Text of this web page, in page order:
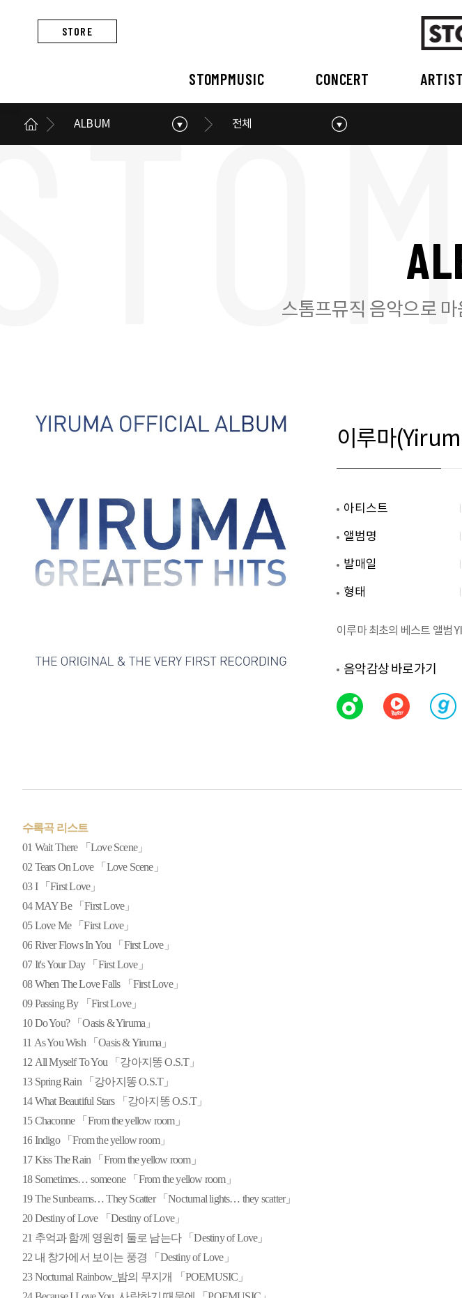
STORE
STOMPMUSIC CONCERT
2015이전
ARTIST
2015
ALBUM 전체
AL
스톰프뮤직 음악으로
이루마
아티스트
앨범명
발매일
형태
이루마 최초의 베스트 앨범
음악감상 바로가기
수록곡 리스트
01 Wait There 「Love Scene」
02 Tears On Love 「Love Scene」
03I 「First Love」
04MAY Be 「First Love」
05Love Me 「First Love」
06 River Flows In You 「First Love」
07 It's Your Day 「First Love」
08When The Love Falls 「First Love」
09Passing By 「First Love」
10Do You? 「Oasis & Yiruma」
11 As You Wish 「Oasis & Yiruma」
12 All Myself To You 「강아지똥 O.S.T」
13 Spring Rain 「강아지똥 O.S.T」
14What Beautiful Stars 「강아지똥 O.S.T」
15Chaconne 「From the yellow room」
16 Indigo 「From the yellow room」
17Kiss The Rain 「From the yellow room」
18 Sometimes… someone 「From the yellow room」
19The Sunbeams… They Scatter 「Nocturnal lights… they scatter」
20Destiny of Love 「Destiny of Love」
21 추억과 함께 영원히 둘로 남는다 「Destiny of Love」
22 내 창가에서 보이는 풍경 「Destiny of Love」
23Nocturnal Rainbow_밤의 무지개 「POEMUSIC」